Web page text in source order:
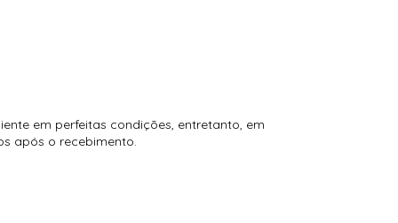
em perfeitas condições, entretanto, em
após o recebimento.